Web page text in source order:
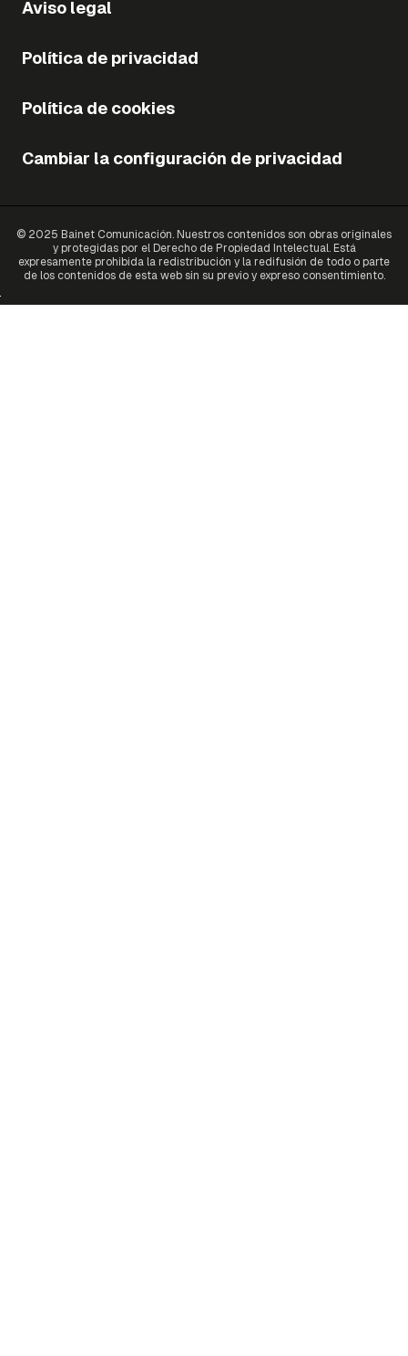
Aviso legal
Política de privacidad
Política de cookies
Cambiar la configuración de privacidad
© 2025 Bainet Comunicación. Nuestros contenidos son obras originales
y protegidas por el Derecho de Propiedad Intelectual. Está
expresamente prohibida la redistribución y la redifusión de todo o parte
de los contenidos de esta web sin su previo y expreso consentimiento.